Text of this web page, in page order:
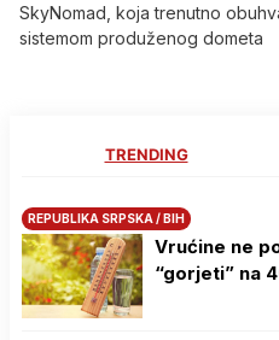
SkyNomad, koja trenutno
sistemom produženog dometa
TRENDING
REPUBLIKA SRPSKA / BIH
Vrućine ne
“gorjeti” na